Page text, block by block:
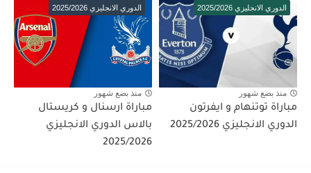
الدوري الانجليزي 2025/2026
منذ بضع شهور
مباراة توتنهام و ايفرتون
الدوري الانجليزي 2025/2026
الدوري الانجليزي 2025/2026
منذ بضع شهور
مباراة ارسنال و كريستال
بالاس الدوري الانجليزي
2025/2026